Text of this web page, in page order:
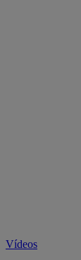
Vídeos